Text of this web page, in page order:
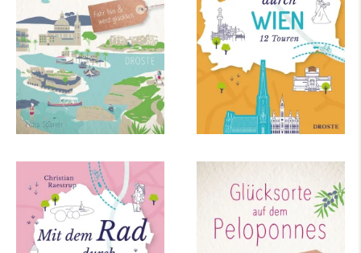
mehr Infos …
mehr Infos …
Christian Raestrup
Mit dem Rad durch
Münster
Katy Albrecht
Glücksorte auf dem
Peloponnes